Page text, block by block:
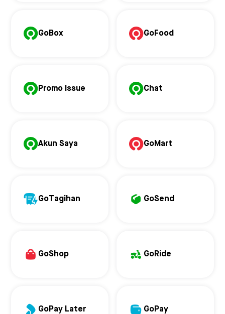
GoBox GoFood
Promo Issue Chat
Akun Saya GoMart
GoTagihan GoSend
GoShop GoRide
GoPay Later GoPay